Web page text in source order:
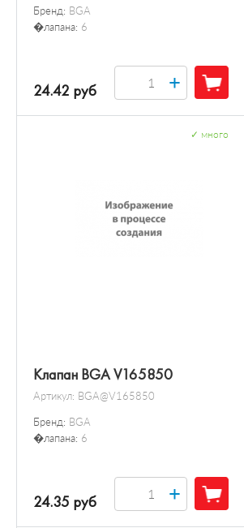
Бренд: BGA
�лапана: 6
24.42 руб +
Клапан BGA V165850
Артикул: BGA@V165850
Бренд: BGA
�лапана: 6
много
24.35 руб +